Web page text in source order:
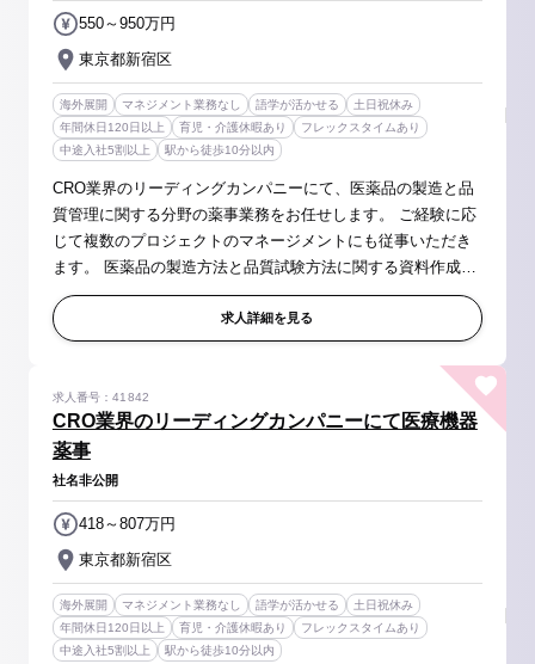
東京都新宿区
550～950万円
海外展開 マネジメント業務なし 語学が活かせる
土日祝休み
年間休日120日以上
育児・介護休暇あり
フレックスタイムあり
中途入社5割以上
駅から徒歩10分以内
CRO業界のリーディングカンパニーにて、医薬品の製造と品
質管理に関する分野の薬事業務をお任せします。 ご経験に応
じて複数のプロジェクトのマネージメントにも従事いただき
ます。 医薬品の製造方法と品質試験方法に関する資料作成の
経験を豊富に得ることが出来ます。 【具体的には】 ・マスタ
ーファイル（MF）の...
求人詳細を見る
CRO業界のリーディングカンパニーにて医療機器
薬事
求人番号：41842
社名非公開
東京都新宿区
418～807万円
海外展開 マネジメント業務なし 語学が活かせる
土日祝休み
年間休日120日以上
育児・介護休暇あり
フレックスタイムあり
中途入社5割以上
駅から徒歩10分以内